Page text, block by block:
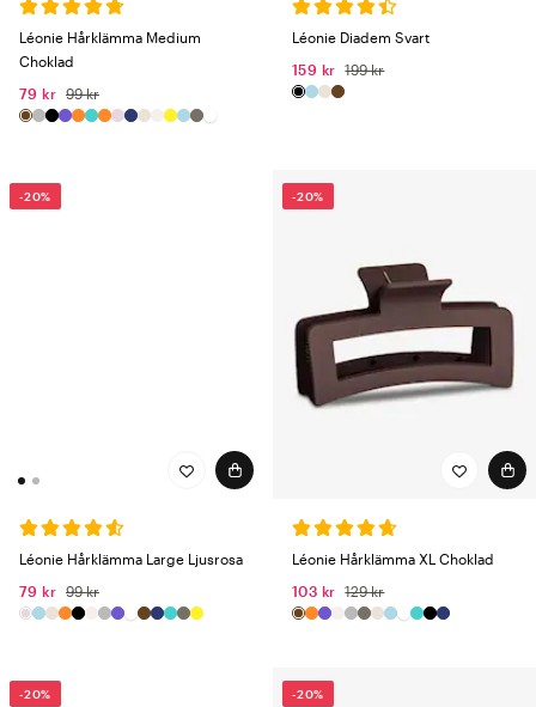
Léonie Hårklämma Medium
Choklad
79 kr 99 kr
Léonie Diadem Svart
159 kr
199 kr
-20%
Léonie Hårklämma Large Ljusrosa
79 kr 99 kr
-20%
Léonie Hårklämma XL Choklad
103 kr
129 kr
-20% -20%